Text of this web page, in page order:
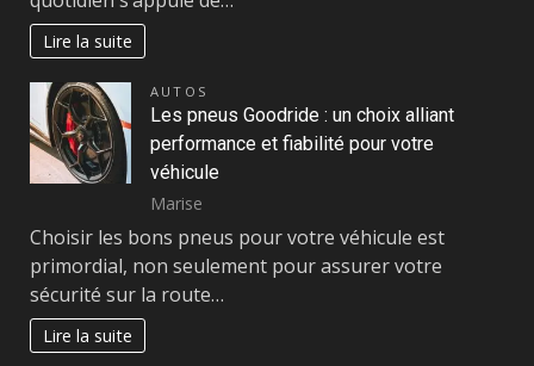
Lire la suite
AUTOS
Les pneus Goodride : un choix alliant
performance et fiabilité pour votre
véhicule
Marise
Choisir les bons pneus pour votre véhicule est
primordial, non seulement pour assurer votre
sécurité sur la route…
Lire la suite